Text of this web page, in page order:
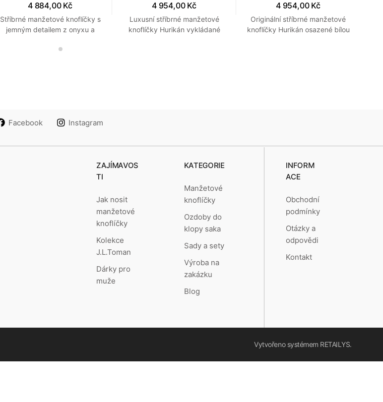
4 884,00 Kč
Stříbrné manžetové knoflíčky s
jemným detailem z onyxu a
4 954,00 Kč
Luxusní stříbrné manžetové
knoflíčky Hurikán vykládané
4 954,00 Kč
Originální stříbrné manžetové
knoflíčky Hurikán osazené bílou
Facebook Instagram
ZAJÍMAVOS
TI
Jak nosit
manžetové
knoflíčky
Kolekce
J.L.Toman
Dárky pro
muže
KATEGORIE
Manžetové
knoflíčky
Ozdoby do
klopy saka
Sady a sety
Výroba na
zakázku
Blog
INFORM
ACE
Obchodní
podmínky
Otázky a
odpovědi
Kontakt
Vytvořeno systémem RETAILYS.